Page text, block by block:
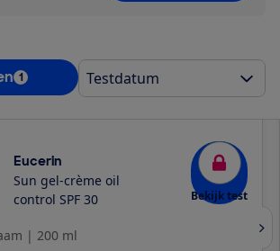
1
Eucerin
Sun gel-crème oil
control SPF 30
Bekijk test
| 200 ml